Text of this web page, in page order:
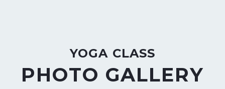
YOGA CLASS
PHOTO GALLERY